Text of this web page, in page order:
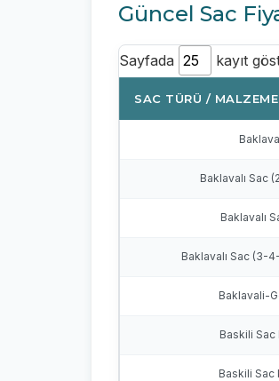
Güncel Sac
Sayfada kayıt
SAC TÜRÜ / MALZEME
Baklavalı Sac
Baklavalı
Baklavalı Sac (3-
Baklavali-
Baskili Sac
Baskili Sac